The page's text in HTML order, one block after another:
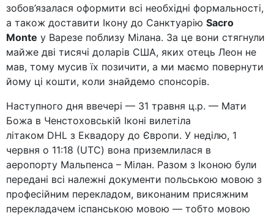
зобов’язалася оформити всі необхідні формальності,
а також доставити Ікону до Санктуарію Sacro
Monte у Варезе поблизу Мілана. За це вони стягнули
майже дві тисячі доларів США, яких отець Леон не
мав, тому мусив їх позичити, а ми маємо повернути
йому ці кошти, коли знайдемо спонсорів.
Наступного дня ввечері — 31 травня ц.р. — Мати
Божа в Ченстоховській Іконі вилетіла
літаком DHL з Еквадору до Європи. У неділю, 1
червня о 11:18 (UTC) вона приземлилася в
аеропорту Мальпенса – Мілан. Разом з Іконою були
передані всі належні документи польською мовою з
професійним перекладом, виконаним присяжним
перекладачем іспанською мовою — тобто мовою